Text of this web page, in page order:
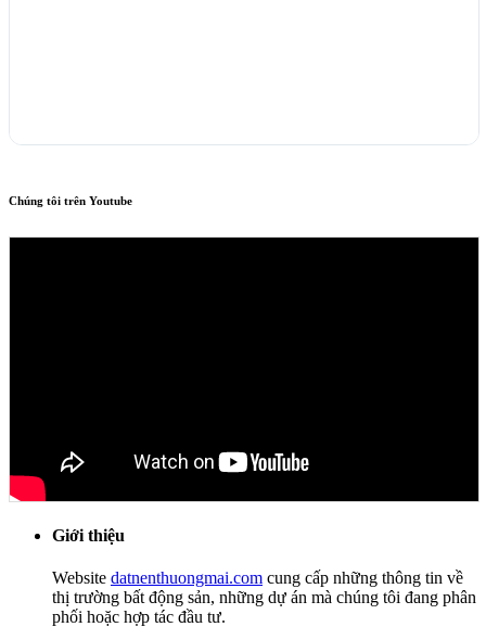
Chúng tôi trên Youtube
Giới thiệu
Website datnenthuongmai.com cung cấp những thông tin về
thị trường bất động sản, những dự án mà chúng tôi đang phân
phối hoặc hợp tác đầu tư.